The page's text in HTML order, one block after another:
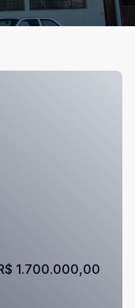
1.700.000,00